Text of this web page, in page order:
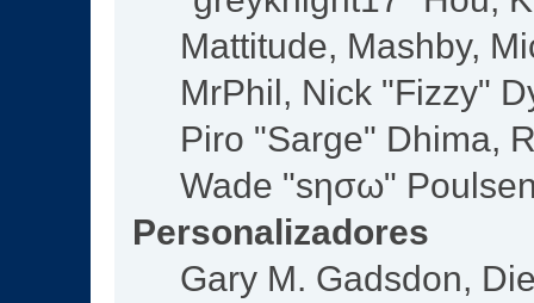
Mattitude, Mashby,
MrPhil, Nick "Fizzy"
Piro "Sarge" Dhima,
Wade "sησω"
Personalizadores
Gary M. Gadsdon,